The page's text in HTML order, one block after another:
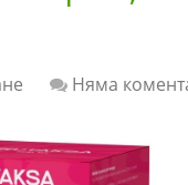
Няма